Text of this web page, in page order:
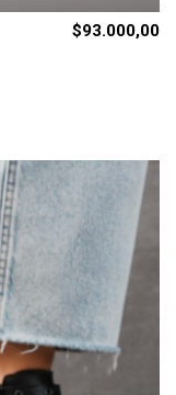
$93.000,00